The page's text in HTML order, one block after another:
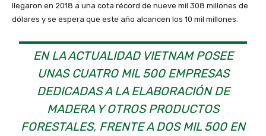
llegaron en 2018 a una cota récord de nueve mil 308 millones de
dólares y se espera que este año alcancen los 10 mil millones.
EN LA ACTUALIDAD VIETNAM POSEE
UNAS CUATRO MIL 500 EMPRESAS
DEDICADAS A LA ELABORACIÓN DE
MADERA Y OTROS PRODUCTOS
FORESTALES, FRENTE A DOS MIL 500 EN